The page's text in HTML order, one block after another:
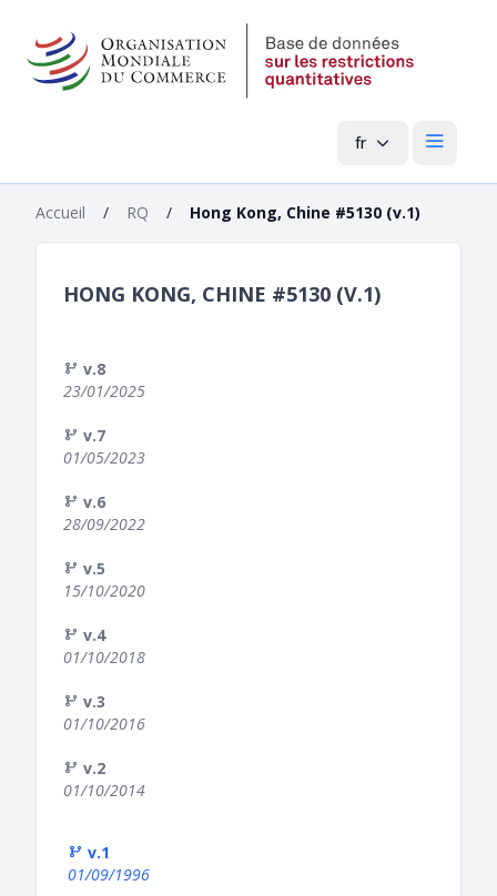
fr Menu
Accueil / RQ / Hong Kong, Chine #5130 (v.1)
HONG KONG, CHINE #5130 (V.1)
v.8
23/01/2025
v.7
01/05/2023
v.6
28/09/2022
v.5
15/10/2020
v.4
01/10/2018
v.3
01/10/2016
v.2
01/10/2014
v.1
01/09/1996